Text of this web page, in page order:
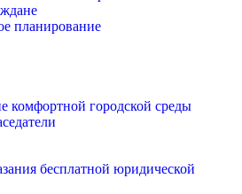
планирование
комфортной городской среды
бесплатной юридической